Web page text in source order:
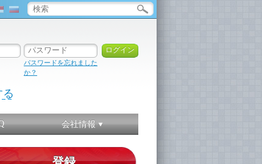
パスワードを忘れました
か？
る
会社情報